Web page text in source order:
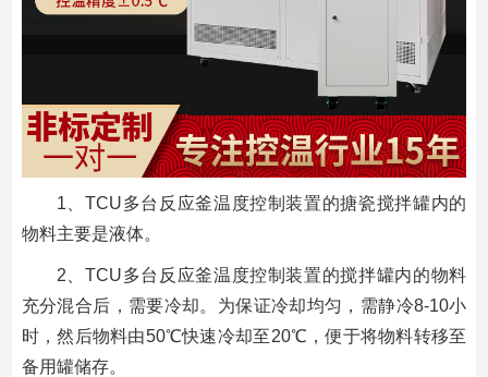
1、TCU多台反应釜温度控制装置的搪瓷搅拌罐内的
物料主要是液体。
2、TCU多台反应釜温度控制装置的搅拌罐内的物料
充分混合后，需要冷却。为保证冷却均匀，需静冷8-10小
时，然后物料由50℃快速冷却至20℃，便于将物料转移至
备用罐储存。